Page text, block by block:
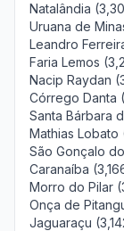
Natalândia
Uruana de
Leandro
Faria Lemos
Nacip Raydan
Córrego Danta
Santa Bárbara
Mathias Lobato
São Gonçalo
Caranaíba
Morro do Pilar
Onça de
Jaguaraçu